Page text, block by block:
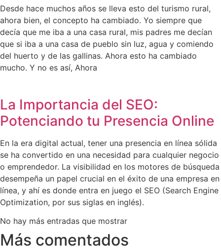
Desde hace muchos años se lleva esto del turismo rural,
ahora bien, el concepto ha cambiado. Yo siempre que
decía que me iba a una casa rural, mis padres me decían
que si iba a una casa de pueblo sin luz, agua y comiendo
del huerto y de las gallinas. Ahora esto ha cambiado
mucho. Y no es así, Ahora
La Importancia del SEO:
Potenciando tu Presencia Online
En la era digital actual, tener una presencia en línea sólida
se ha convertido en una necesidad para cualquier negocio
o emprendedor. La visibilidad en los motores de búsqueda
desempeña un papel crucial en el éxito de una empresa en
línea, y ahí es donde entra en juego el SEO (Search Engine
Optimization, por sus siglas en inglés).
No hay más entradas que mostrar
Más comentados